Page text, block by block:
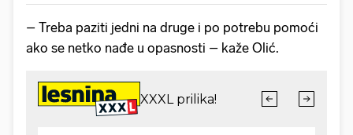
– Treba paziti jedni na druge i po potrebu pomoći
ako se netko nađe u opasnosti – kaže Olić.